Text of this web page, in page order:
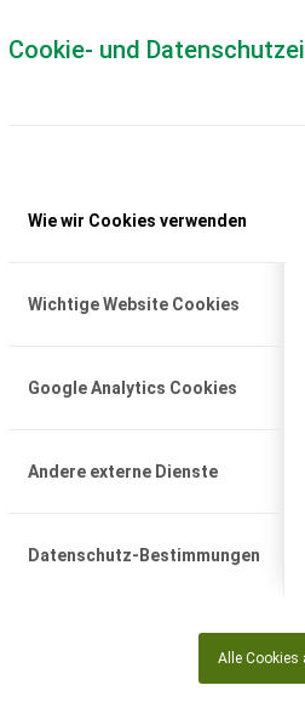
Cookie- und
Wie wir Cookies verwenden
Wichtige Website Cookies
Google Analytics Cookies
Andere externe Dienste
Datenschutz-Bestimmungen
Alle Cookies
und Baumaschinen –